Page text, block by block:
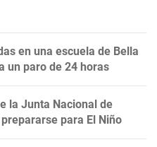
en una escuela de Bella
un paro de 24 horas
la Junta Nacional de
para El Niño